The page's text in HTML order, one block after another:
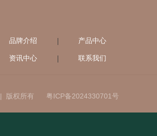
品牌介绍 产品中心
资讯中心 联系我们
| 版权所有 粤ICP备2024330701号